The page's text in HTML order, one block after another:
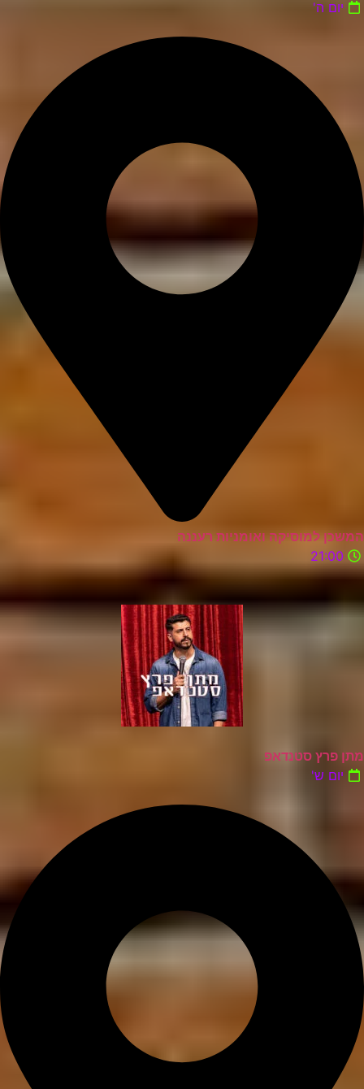
יום ה'
המשכן למוסיקה ואומניות רעננה
21:00
מתן פרץ סטנדאפ
יום ש'